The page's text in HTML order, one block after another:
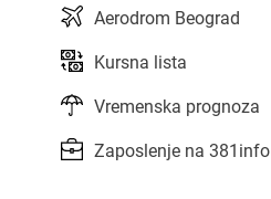
Aerodrom Beograd
Kursna lista
Vremenska prognoza
Zaposlenje na 381info